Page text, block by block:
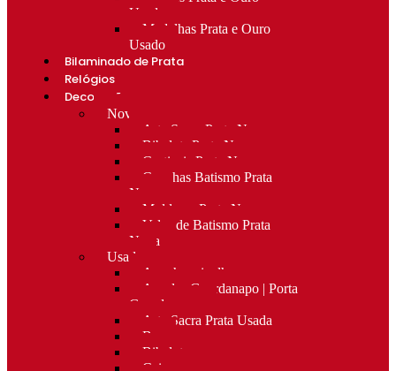
Usado
Medalhas Prata e Ouro
Usado
Bilaminado de Prata
Relógios
Decoração
Novo
Arte Sacra Prata Nova
Bibelots Prata Nova
Castiçais Prata Nova
Conchas Batismo Prata
Nova
Molduras Prata Nova
Velas de Batismo Prata
Nova
Usado
Apanha migalhas
Argolas Guardanapo | Porta
Guardanapos
Arte Sacra Prata Usada
Bar
Bibelots